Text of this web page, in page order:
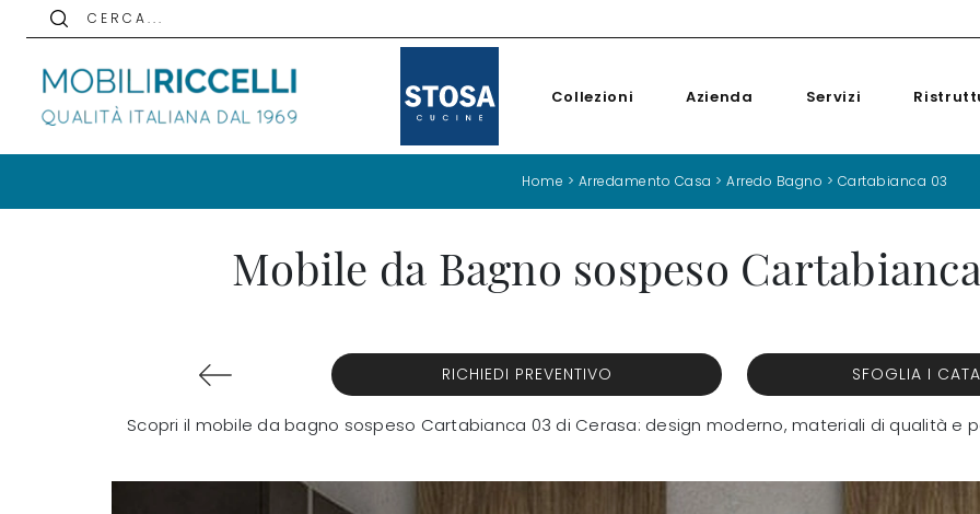
C E R C A . . .
Collezioni Azienda Servizi
Home > Arredamento Casa >Arredo Bagno > Cartabianca 03
Mobile da Bagno sospeso
RICHIEDI PREVENTIVO SFOGLIA I
Scopri il mobile da bagno sospeso Cartabianca 03 di Cerasa: design moderno, materiali di qualità e